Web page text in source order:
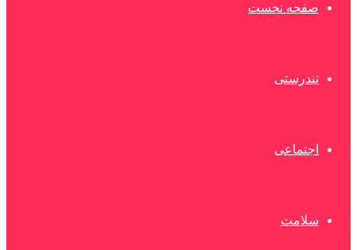
صفحه نخست
تندرستی
اجتماعی
سلامت